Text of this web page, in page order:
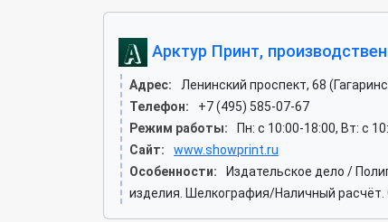
Арктур Принт,
Адрес:
Ленинский проспект, 68
Телефон:
+7 (495) 585-07-67
Режим работы:
Пн: c 10:00-18:00, Вт: c
Сайт:
www.showprint.ru
Особенности:
Издательское дело /
изделия. Шелкография/Наличный расчёт.